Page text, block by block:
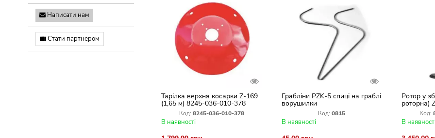
Тарілка верхня косарки Z-169
(1,65 м) 8245-036-010-378
Код: 8245-036-010-378
В наявності
Грабліни PZK-5 спиці на граблі
ворушилки
Код: 0815
В наявності
Ротор у
роторна)
Код:
В
Написати нам
Стати партнером